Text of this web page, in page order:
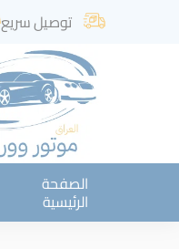
توصيل سريع
الصفحة
الرئيسية